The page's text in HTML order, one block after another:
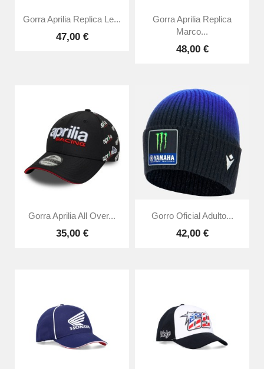
Gorra Aprilia Replica Le...
47,00 €
Gorra Aprilia Replica
Marco...
48,00 €
Gorra Aprilia All Over...
35,00 €
Gorro Oficial Adulto...
42,00 €